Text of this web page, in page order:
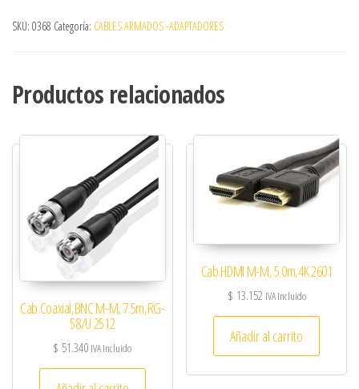
SKU: 0368 Categoría: CABLES ARMADOS -ADAPTADORES
Productos relacionados
Cab.Coaxial,BNC M-M, 7.5m,RG-
58/U 2512
$ 51.340 IVA Incluido
Cab.HDMI M-M, 5.0m,4K 2601
$ 13.152 IVA Incluido
Añadir al carrito